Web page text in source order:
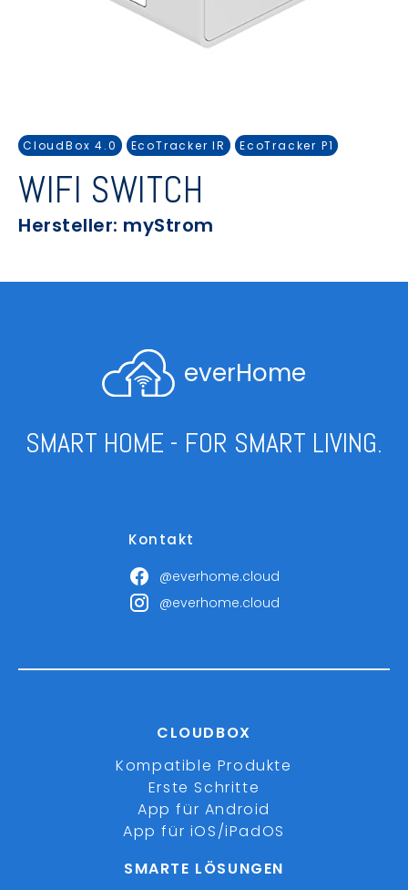
CloudBox 4.0 EcoTracker IR EcoTracker P1
WIFI SWITCH
Hersteller: myStrom
everHome
SMART HOME - FOR SMART LIVING.
Kontakt
@everhome.cloud
@everhome.cloud
CLOUDBOX
Kompatible Produkte
Erste Schritte
App für Android
App für iOS/iPadOS
SMARTE LÖSUNGEN